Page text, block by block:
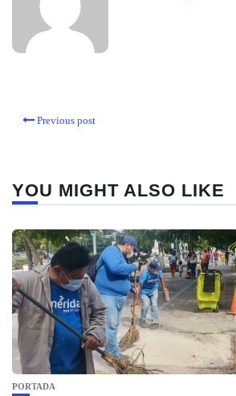
Previous post
YOU MIGHT ALSO LIKE
PORTADA